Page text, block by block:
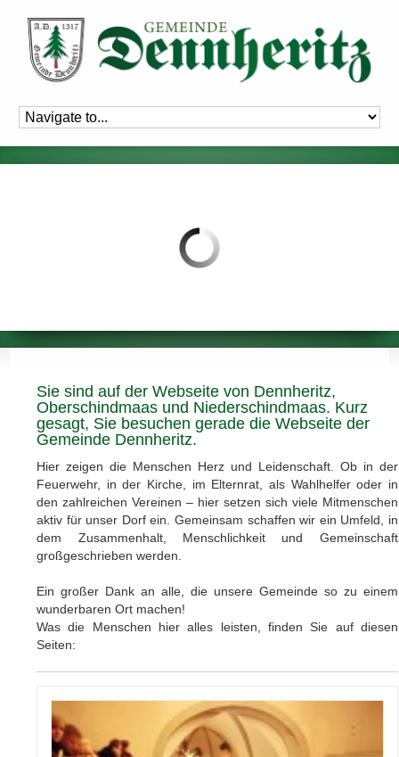
Sie sind auf der Webseite von Dennheritz,
Oberschindmaas und Niederschindmaas. Kurz
gesagt, Sie besuchen gerade die Webseite der
Gemeinde Dennheritz.
Hier zeigen die Menschen Herz und Leidenschaft. Ob in der
Feuerwehr, in der Kirche, im Elternrat, als Wahlhelfer oder in
den zahlreichen Vereinen – hier setzen sich viele Mitmenschen
aktiv für unser Dorf ein. Gemeinsam schaffen wir ein Umfeld, in
dem Zusammenhalt, Menschlichkeit und Gemeinschaft
großgeschrieben werden.
Ein großer Dank an alle, die unsere Gemeinde so zu einem
wunderbaren Ort machen!
Was die Menschen hier alles leisten, finden Sie auf diesen
Seiten: